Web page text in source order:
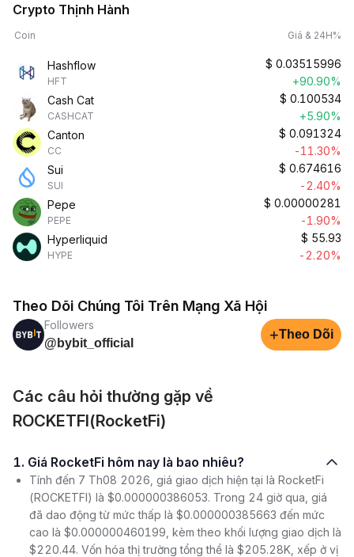
Crypto Thịnh Hành
Coin Giá & 24H%
Hashflow
HFT
$ 0.03515996
+90.90%
Cash Cat
CASHCAT
$ 0.100534
+5.90%
Canton
CC
$ 0.091324
-11.30%
Sui
SUI
$ 0.674616
-2.40%
Pepe
PEPE
$ 0.00000281
-1.90%
Hyperliquid
HYPE
$ 55.93
-2.20%
Theo Dõi Chúng Tôi Trên Mạng Xã Hội
Followers
@bybit_official
+Theo Dõi
Các câu hỏi thường gặp về
ROCKETFI(RocketFi)
1. Giá RocketFi hôm nay là bao nhiêu?
Tính đến 7 Th08 2026, giá giao dịch hiện tại là RocketFi
(ROCKETFI) là $0.000000386053. Trong 24 giờ qua, giá
đã dao động từ mức thấp là $0.000000385663 đến mức
cao là $0.000000460199, kèm theo khối lượng giao dịch là
$220.44. Vốn hóa thị trường tổng thể là $205.28K, xếp ở vị